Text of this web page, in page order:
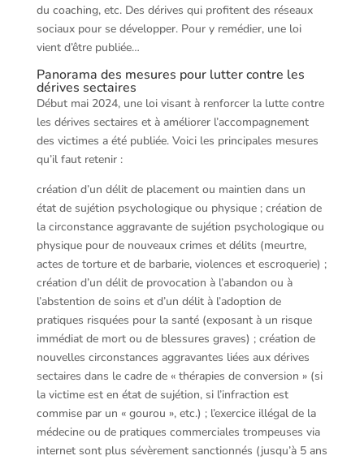
du coaching, etc. Des dérives qui profitent des réseaux
sociaux pour se développer. Pour y remédier, une loi
vient d’être publiée…
Panorama des mesures pour lutter contre les
dérives sectaires
Début mai 2024, une loi visant à renforcer la lutte contre
les dérives sectaires et à améliorer l’accompagnement
des victimes a été publiée. Voici les principales mesures
qu’il faut retenir :
création d’un délit de placement ou maintien dans un
état de sujétion psychologique ou physique ; création de
la circonstance aggravante de sujétion psychologique ou
physique pour de nouveaux crimes et délits (meurtre,
actes de torture et de barbarie, violences et escroquerie) ;
création d’un délit de provocation à l’abandon ou à
l’abstention de soins et d’un délit à l’adoption de
pratiques risquées pour la santé (exposant à un risque
immédiat de mort ou de blessures graves) ; création de
nouvelles circonstances aggravantes liées aux dérives
sectaires dans le cadre de « thérapies de conversion » (si
la victime est en état de sujétion, si l’infraction est
commise par un « gourou », etc.) ; l’exercice illégal de la
médecine ou de pratiques commerciales trompeuses via
internet sont plus sévèrement sanctionnés (jusqu’à 5 ans